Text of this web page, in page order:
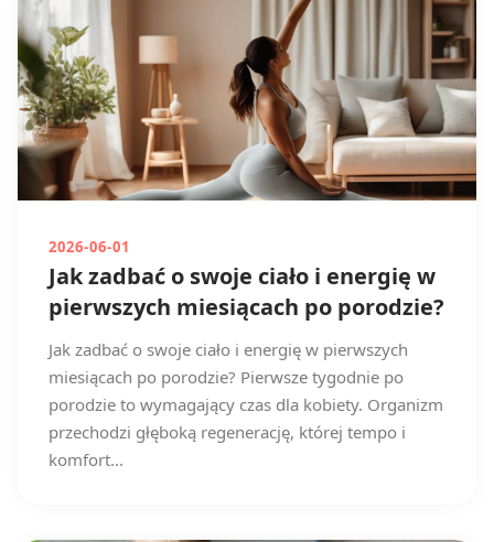
2026-06-01
Jak zadbać o swoje ciało i energię w
pierwszych miesiącach po porodzie?
Jak zadbać o swoje ciało i energię w pierwszych
miesiącach po porodzie? Pierwsze tygodnie po
porodzie to wymagający czas dla kobiety. Organizm
przechodzi głęboką regenerację, której tempo i
komfort...